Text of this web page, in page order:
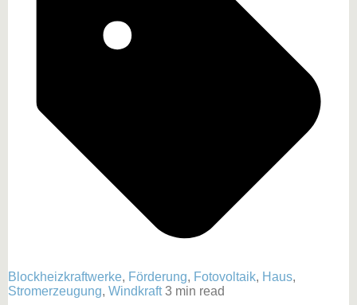
Blockheizkraftwerke, Förderung, Fotovoltaik, Haus,
Stromerzeugung, Windkraft 3 min read